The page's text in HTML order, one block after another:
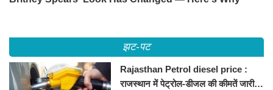
झट-पट
Rajasthan Petrol diesel price :
राजस्थान में पेट्रोल-डीजल की कीमतें जारी,